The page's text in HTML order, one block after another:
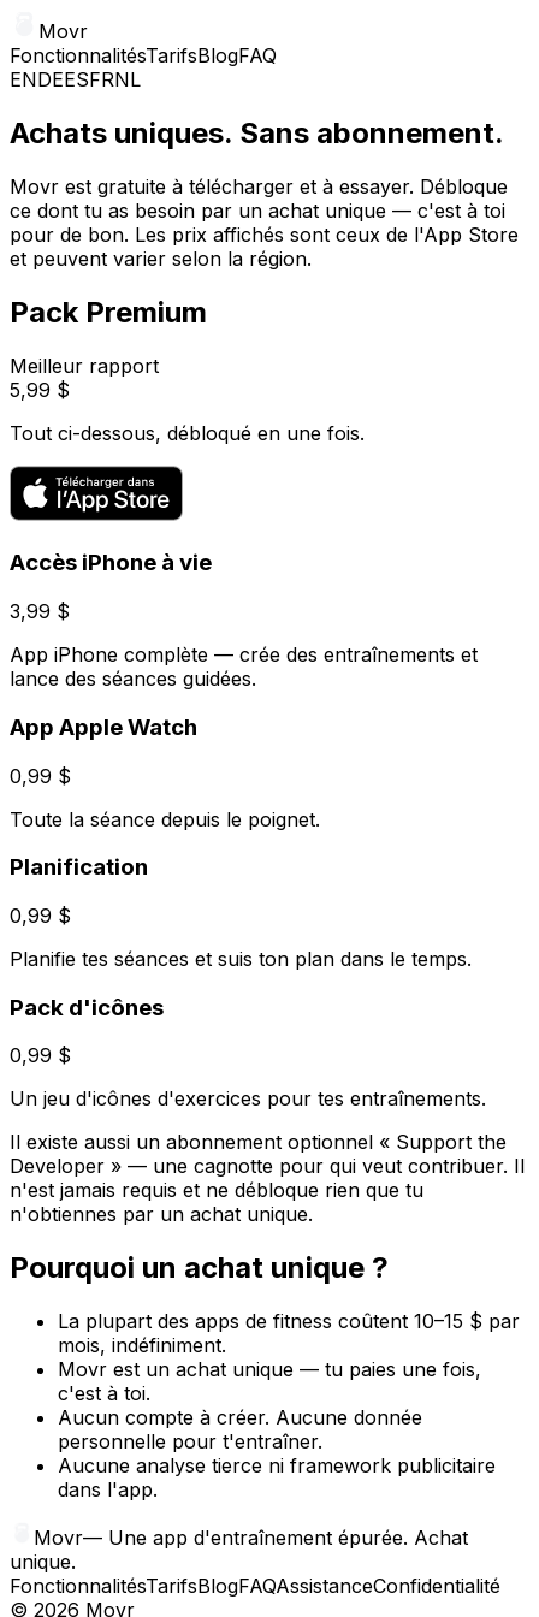
Movr
FonctionnalitésTarifsBlogFAQ
ENDEESFRNL
Achats uniques. Sans abonnement.
Movr est gratuite à télécharger et à essayer. Débloque
ce dont tu as besoin par un achat unique — c'est à toi
pour de bon. Les prix affichés sont ceux de l'App Store
et peuvent varier selon la région.
Pack Premium
Meilleur rapport
5,99 $
Tout ci-dessous, débloqué en une fois.
Accès iPhone à vie
3,99 $
App iPhone complète — crée des entraînements et
lance des séances guidées.
App Apple Watch
0,99 $
Toute la séance depuis le poignet.
Planification
0,99 $
Planifie tes séances et suis ton plan dans le temps.
Pack d'icônes
0,99 $
Un jeu d'icônes d'exercices pour tes entraînements.
Il existe aussi un abonnement optionnel « Support the
Developer » — une cagnotte pour qui veut contribuer. Il
n'est jamais requis et ne débloque rien que tu
n'obtiennes par un achat unique.
Pourquoi un achat unique ?
La plupart des apps de fitness coûtent 10–15 $ par
mois, indéfiniment.
Movr est un achat unique — tu paies une fois,
c'est à toi.
Aucun compte à créer. Aucune donnée
personnelle pour t'entraîner.
Aucune analyse tierce ni framework publicitaire
dans l'app.
Movr— Une app d'entraînement épurée. Achat
unique.
FonctionnalitésTarifsBlogFAQAssistanceConfidentialité
© 2026 Movr